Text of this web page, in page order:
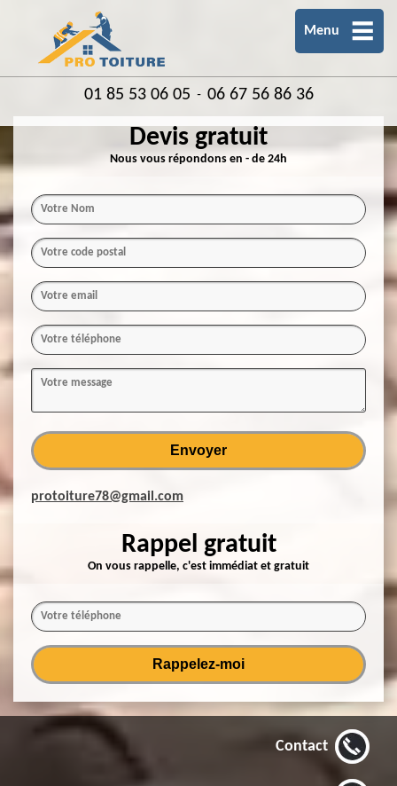
Menu
01 85 53 06 05 - 06 67 56 86 36
Devis gratuit
Nous vous répondons en - de 24h
protoiture78@gmail.com
Rappel gratuit
On vous rappelle, c'est immédiat et gratuit
Contact